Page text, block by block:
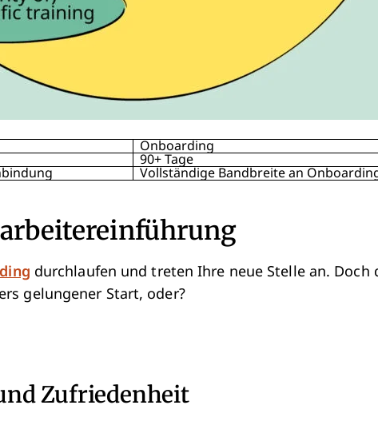
Onboarding
90+ Tage
Vollständige Bandbreite an
durchlaufen und treten Ihre neue Stelle an. Doch
gelungener Start, oder?
Zufriedenheit